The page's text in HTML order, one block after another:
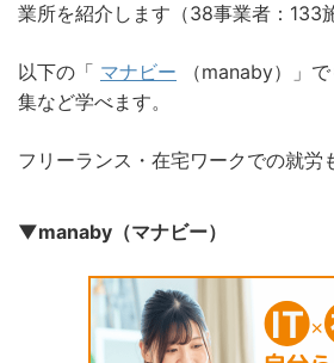
業所を紹介します（38事業者：133
以下の「 マナビー
（manaby）」
集など学べます。
フリーランス・在宅ワークでの就労
▼manaby（マナビー）